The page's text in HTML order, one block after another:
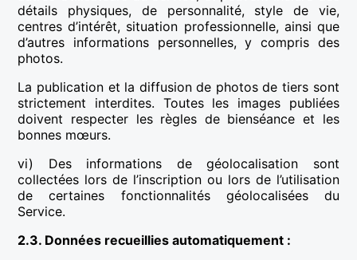
détails physiques, de personnalité, style de vie,
centres d’intérêt, situation professionnelle, ainsi que
d’autres informations personnelles, y compris des
photos.
La publication et la diffusion de photos de tiers sont
strictement interdites. Toutes les images publiées
doivent respecter les règles de bienséance et les
bonnes mœurs.
vi) Des informations de géolocalisation sont
collectées lors de l’inscription ou lors de l’utilisation
de certaines fonctionnalités géolocalisées du
Service.
2.3. Données recueillies automatiquement :